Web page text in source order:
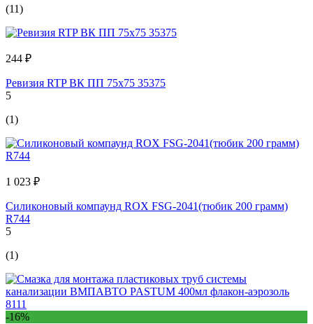
(11)
244 ₽
Ревизия RTP ВК ПП 75x75 35375
5
(1)
1 023 ₽
Силиконовый компаунд ROX FSG-2041(тюбик 200 грамм)
R744
5
(1)
-16%